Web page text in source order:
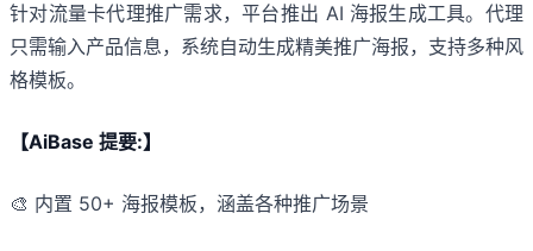
针对流量卡代理推广需求，平台推出 AI 海报生成工具。代理
只需输入产品信息，系统自动生成精美推广海报，支持多种风
格模板。
【AiBase 提要:】
🎨 内置 50+ 海报模板，涵盖各种推广场景